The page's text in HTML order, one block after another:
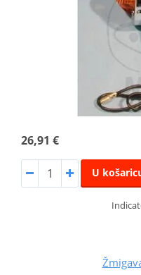
26,91 €
U